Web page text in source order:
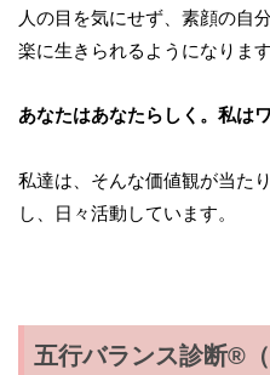
人の目を気にせず、素顔の自
楽に生きられるようになります
あなたはあなたらしく。私は
私達は、そんな価値観が当た
し、日々活動しています。
五行バランス診断®